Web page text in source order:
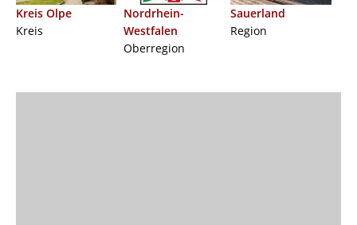
Kreis Olpe
Kreis
Nordrhein-
Westfalen
Oberregion
Sauerland
Region